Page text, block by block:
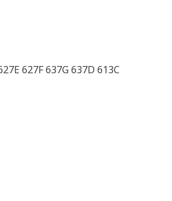
627F 637G 637D 613C